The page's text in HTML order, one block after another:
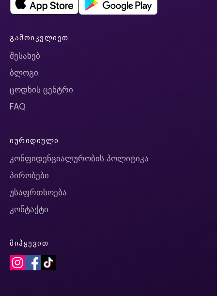
ᲒᲐᲛᲝᲘᲙᲕᲚᲘᲔᲗ
შესახებ
ბლოგი
ცოდნის ცენტრი
FAQ
ᲘᲣᲠᲘᲓᲘᲣᲚᲘ
კონფიდენციალურობის პოლიტიკა
პირობები
უსაფრთხოება
კონტაქტი
ᲛᲘᲰᲧᲔᲕᲘᲗ